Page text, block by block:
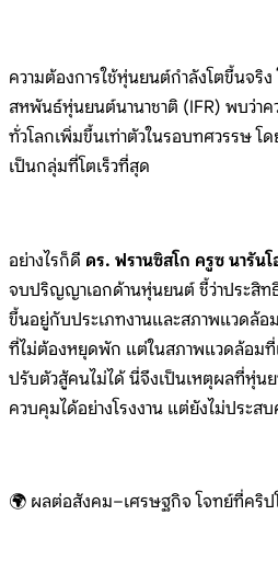
ความต้องการใช้หุ่นยนต์กำลังโตขึ้นจริ
สหพันธ์หุ่นยนต์นานาชาติ (IFR) พบว่าค
ทั่วโลกเพิ่มขึ้นเท่าตัวในรอบทศวรรษ โ
เป็นกลุ่มที่โตเร็วที่สุด
อย่างไรก็ดี ดร. ฟรานซิสโก ครูซ นารันโ
จบปริญญาเอกด้านหุ่นยนต์ ชี้ว่าประสิ
ขึ้นอยู่กับประเภทงานและสภาพแวดล้อ
ที่ไม่ต้องหยุดพัก แต่ในสภาพแวดล้อมที่
ปรับตัวสู้คนไม่ได้ นี่จึงเป็นเหตุผลที่หุ่น
ควบคุมได้อย่างโรงงาน แต่ยังไม่ประสบ
🌍 ผลต่อสังคม–เศรษฐกิจ โจทย์ที่คริ